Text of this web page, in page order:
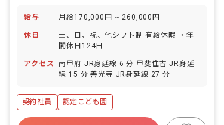
給与 月給170,000円 ~ 260,000円
休日
土、日、祝、他シフト制 有給休暇 ・年
間休日124日
アクセス
南甲府 JR身延線 6 分 甲斐住吉 JR身延
線 15 分 善光寺 JR身延線 27 分
契約社員 認定こども園